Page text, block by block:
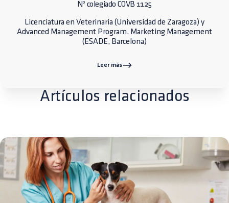
Nº colegiado COVB 1125
Licenciatura en Veterinaria (Universidad de Zaragoza) y
Advanced Management Program. Marketing Management
(ESADE, Barcelona)
Leer más
Artículos relacionados